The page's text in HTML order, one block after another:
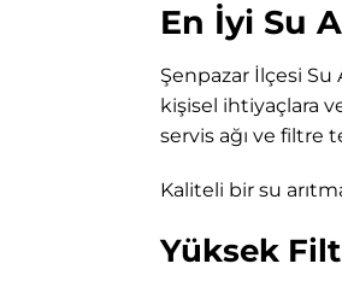
En İyi Su
Şenpazar İlçesi Su
kişisel ihtiyaçlara
servis ağı ve filtre
Kaliteli bir su
Yüksek